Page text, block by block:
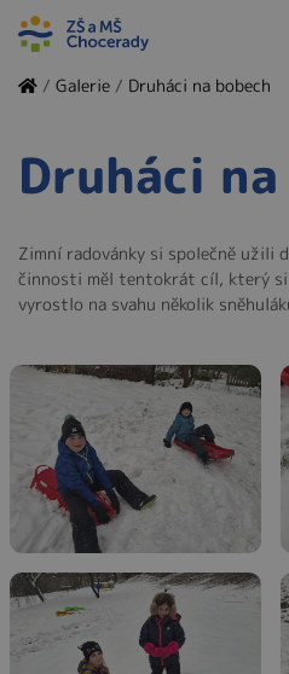
/ Galerie / Druháci na bobech
Druháci
Zimní radovánky si společně užili
činnosti měl tentokrát cíl, který
vyrostlo na svahu několik